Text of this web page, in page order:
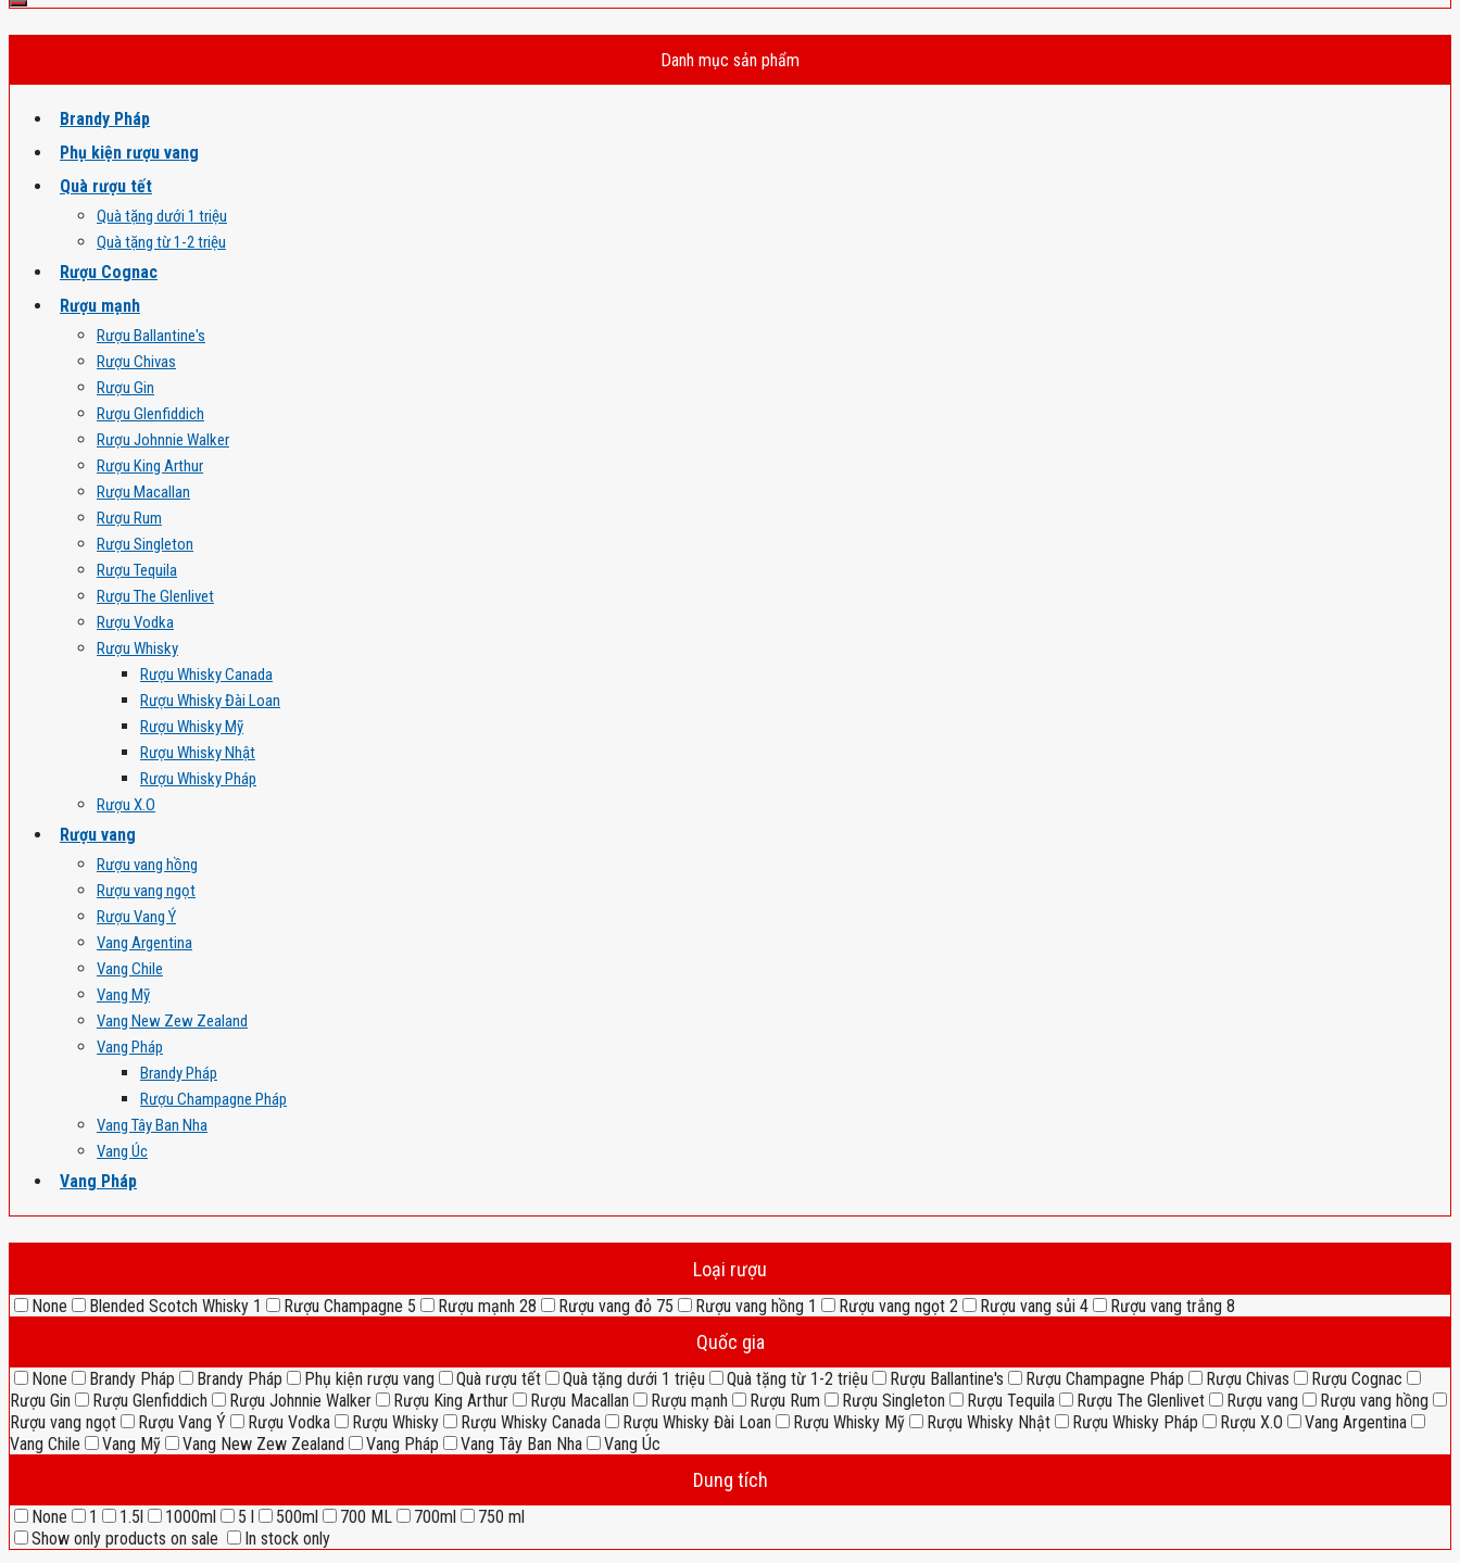
Danh mục sản phẩm
Brandy Pháp
Phụ kiện rượu vang
Quà rượu tết
Quà tặng dưới 1 triệu
Quà tặng từ 1-2 triệu
Rượu Cognac
Rượu mạnh
Rượu Ballantine's
Rượu Chivas
Rượu Gin
Rượu Glenfiddich
Rượu Johnnie Walker
Rượu King Arthur
Rượu Macallan
Rượu Rum
Rượu Singleton
Rượu Tequila
Rượu The Glenlivet
Rượu Vodka
Rượu Whisky
Rượu Whisky Canada
Rượu Whisky Đài Loan
Rượu Whisky Mỹ
Rượu Whisky Nhật
Rượu Whisky Pháp
Rượu X.O
Rượu vang
Rượu vang hồng
Rượu vang ngọt
Rượu Vang Ý
Vang Argentina
Vang Chile
Vang Mỹ
Vang New Zew Zealand
Vang Pháp
Brandy Pháp
Rượu Champagne Pháp
Vang Tây Ban Nha
Vang Úc
Vang Pháp
Loại rượu
None Blended Scotch Whisky 1 Rượu Champagne 5 Rượu mạnh 28 Rượu vang đỏ 75 Rượu vang hồng 1 Rượu vang ngọt 2 Rượu vang sủi 4 Rượu vang trắng 8
Quốc gia
None Brandy Pháp Brandy Pháp Phụ kiện rượu vang Quà rượu tết Quà tặng dưới 1 triệu Quà tặng từ 1-2 triệu Rượu Ballantine's Rượu Champagne Pháp Rượu Chivas
Rượu Cognac
Rượu Gin
Rượu Glenfiddich Rượu Johnnie Walker Rượu King Arthur Rượu Macallan Rượu mạnh Rượu Rum Rượu Singleton Rượu Tequila Rượu The Glenlivet Rượu vang
Rượu vang hồng
Rượu vang ngọt
Rượu Vang Ý Rượu Vodka Rượu Whisky Rượu Whisky Canada Rượu Whisky Đài Loan Rượu Whisky Mỹ Rượu Whisky Nhật Rượu Whisky Pháp Rượu X.O
Vang Argentina
Vang Chile
Vang Mỹ Vang New Zew Zealand Vang Pháp Vang Tây Ban Nha Vang Úc
Dung tích
None 1 1.5l 1000ml 5 l 500ml 700 ML 700ml
750 ml
Show only products on sale
In stock only